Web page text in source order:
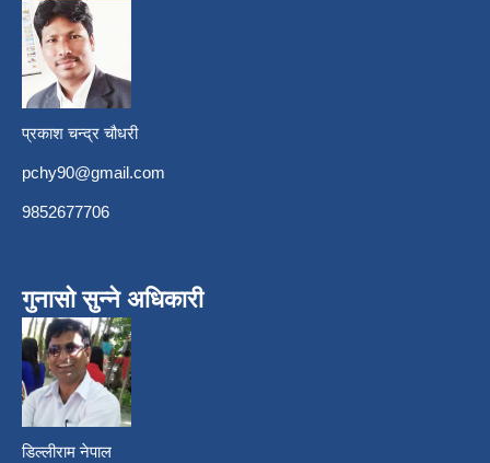
प्रकाश चन्द्र चौधरी
pchy90@gmail.com
9852677706
गुनासो सुन्ने अधिकारी
डिल्लीराम नेपाल